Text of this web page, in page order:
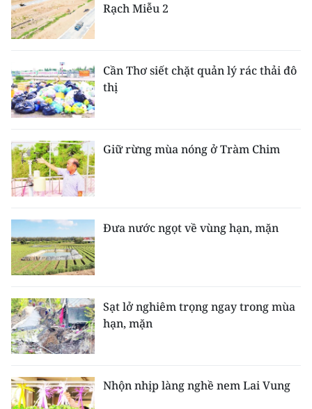
Rạch Miễu 2
Cần Thơ siết chặt quản lý rác thải đô
thị
Giữ rừng mùa nóng ở Tràm Chim
Đưa nước ngọt về vùng hạn, mặn
Sạt lở nghiêm trọng ngay trong mùa
hạn, mặn
Nhộn nhịp làng nghề nem Lai Vung